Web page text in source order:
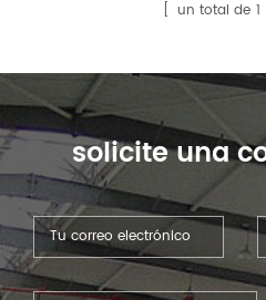
electrónica, publicidad y
relacionadas.
un total de 1
solicite una